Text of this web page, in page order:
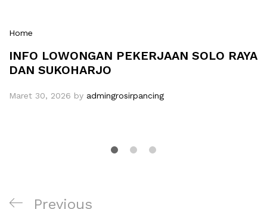
Home
INFO LOWONGAN PEKERJAAN SOLO RAYA
DAN SUKOHARJO
Maret 30, 2026 by admingrosirpancing
Navigasi
Previous
Previous